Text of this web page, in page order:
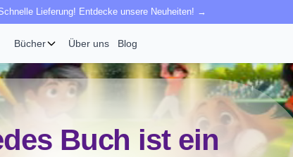
Lieferung! Entdecke unsere Neuheiten! →
Bücher Über uns Blog
Buch ist ein